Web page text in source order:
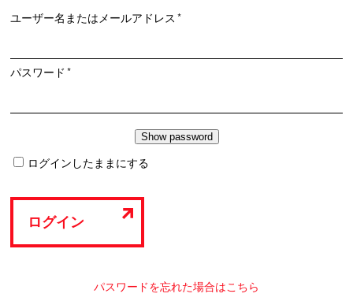
ユーザー名またはメールアドレス*必
パスワード*必
ログインしたままにする
ログイン
パスワードを忘れた場合はこちら